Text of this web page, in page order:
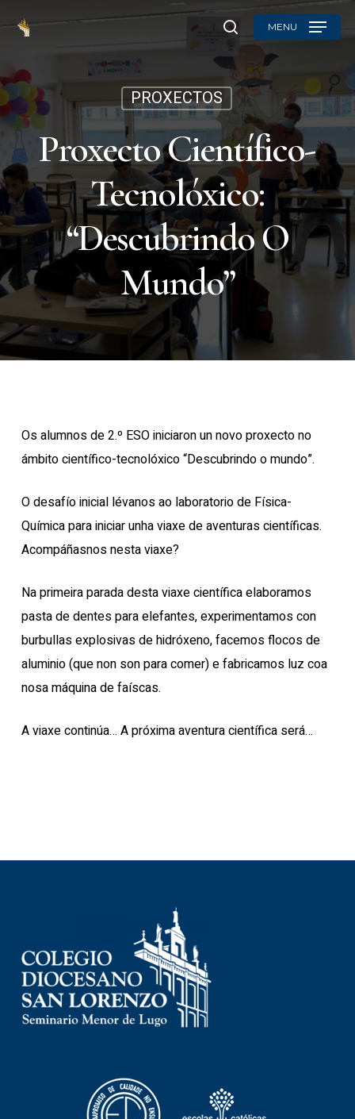
content
searchMENU
PROXECTOS
Proxecto Científico-
Tecnolóxico:
“Descubrindo O
Mundo”
Os alumnos de 2.º ESO iniciaron un novo proxecto no
ámbito científico-tecnolóxico “Descubrindo o mundo”.
O desafío inicial lévanos ao laboratorio de Física-
Química para iniciar unha viaxe de aventuras científicas.
Acompáñasnos nesta viaxe?
Na primeira parada desta viaxe científica elaboramos
pasta de dentes para elefantes, experimentamos con
burbullas explosivas de hidróxeno, facemos flocos de
aluminio (que non son para comer) e fabricamos luz coa
nosa máquina de faíscas.
A viaxe continúa… A próxima aventura científica será…